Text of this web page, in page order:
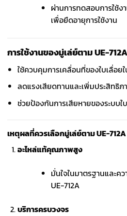
ผ่านการทดสอบการใช้ง
เพื่อยืดอายุการใช้งาน
การใช้งานของมู่เล่ย์ตาม UE-712A
ใช้ควบคุมการเคลื่อนที่ของใบเลื่อย
ลดแรงเสียดทานและเพิ่มประสิทธิภ
ช่วยป้องกันการเสียหายของระบบใ
เหตุผลที่ควรเลือกมู่เล่ย์ตาม UE-
อะไหล่แท้คุณภาพสูง
มั่นใจในมาตรฐานและค
UE-712A
บริการครบวงจร